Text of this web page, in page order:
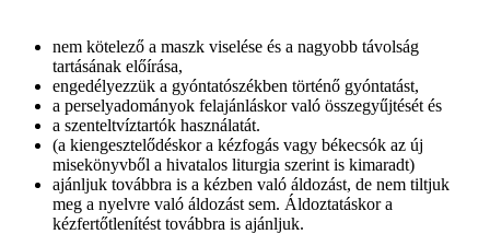
nem kötelező a maszk viselése és a nagyobb távolság
tartásának előírása,
engedélyezzük a gyóntatószékben történő gyóntatást,
a perselyadományok felajánláskor való összegyűjtését és
a szenteltvíztartók használatát.
(a kiengesztelődéskor a kézfogás vagy békecsók az új
misekönyvből a hivatalos liturgia szerint is kimaradt)
ajánljuk továbbra is a kézben való áldozást, de nem tiltjuk
meg a nyelvre való áldozást sem. Áldoztatáskor a
kézfertőtlenítést továbbra is ajánljuk.